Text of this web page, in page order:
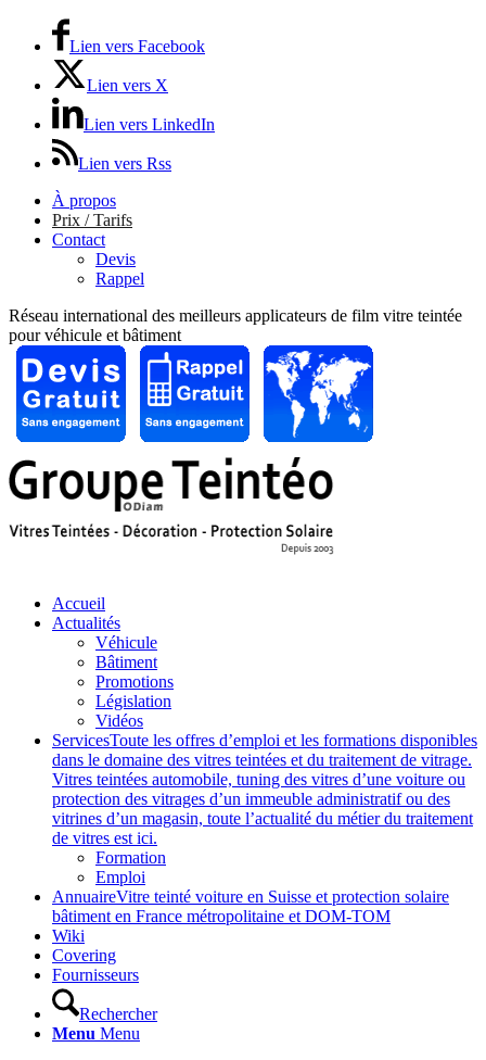
Lien vers Facebook
Lien vers X
Lien vers LinkedIn
Lien vers Rss
À propos
Prix / Tarifs
Contact
Devis
Rappel
Réseau international des meilleurs applicateurs de film vitre teintée
pour véhicule et bâtiment
Accueil
Actualités
Véhicule
Bâtiment
Promotions
Législation
Vidéos
ServicesToute les offres d’emploi et les formations disponibles
dans le domaine des vitres teintées et du traitement de vitrage.
Vitres teintées automobile, tuning des vitres d’une voiture ou
protection des vitrages d’un immeuble administratif ou des
vitrines d’un magasin, toute l’actualité du métier du traitement
de vitres est ici.
Formation
Emploi
AnnuaireVitre teinté voiture en Suisse et protection solaire
bâtiment en France métropolitaine et DOM-TOM
Wiki
Covering
Fournisseurs
Rechercher
Menu Menu